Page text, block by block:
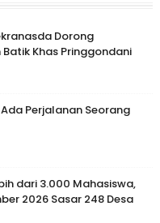
Dorong
Khas Pringgondani
Perjalanan Seorang
dari 3.000 Mahasiswa,
2026 Sasar 248 Desa